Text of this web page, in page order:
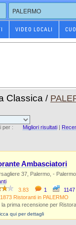
VIDEO LOCALI
Classica /
per : Migliori risultati |
Ambasciatori
37, Palermo, - Palermo
3.83
1
1147
Ristoranti in PALERMO
la prima recensione per
qui per dettagli